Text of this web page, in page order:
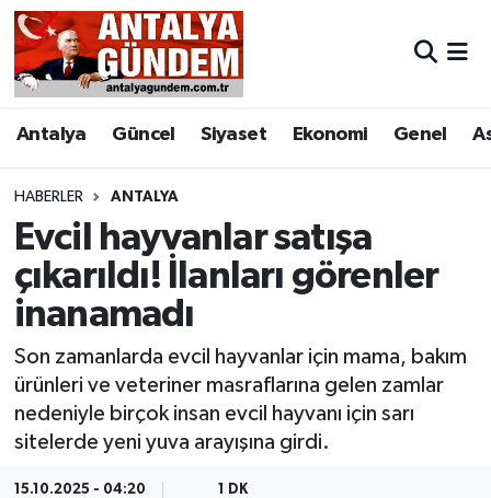
Antalya Güncel Siyaset Ekonomi Genel
HABERLER ANTALYA
Evcil hayvanlar satışa
çıkarıldı! İlanları görenler
inanamadı
Son zamanlarda evcil hayvanlar için mama, bakım
ürünleri ve veteriner masraflarına gelen zamlar
nedeniyle birçok insan evcil hayvanı için sarı
sitelerde yeni yuva arayışına girdi.
15.10.2025 - 04:20 1 DK
Antalya
Asayiş
Bilim & Teknoloji
Bölge
EĞİTİM
Ekonomi
Genel
Antalya Nöbetçi Eczaneler
Antalya Hava Durumu
Antalya Namaz Vakitleri
Antalya Trafik Yoğunluk Haritası
Süper Lig Puan Durumu ve Fikstür
Tüm Manşetler
Son Dakika Haberleri